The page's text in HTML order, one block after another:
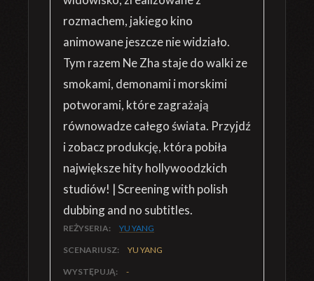
rozmachem, jakiego kino
animowane jeszcze nie widziało.
Tym razem Ne Zha staje do walki ze
smokami, demonami i morskimi
potworami, które zagrażają
równowadze całego świata. Przyjdź
i zobacz produkcję, która pobiła
największe hity hollywoodzkich
studiów! | Screening with polish
dubbing and no subtitles.
REŻYSERIA: YU YANG
SCENARIUSZ: YU YANG
WYSTĘPUJĄ: -